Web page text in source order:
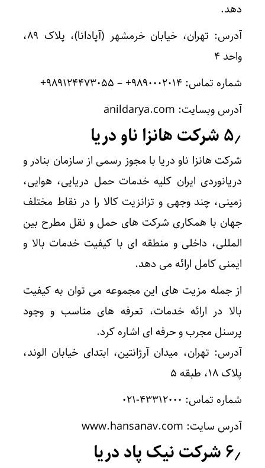
دهد.
آدرس: تهران، خیابان خرمشهر (آپادانا)، پلاک ۸۹،
واحد ۴
شماره تماس: ۹۸۹۰۰۰۲۰۱۴+ – ۹۸۹۱۲۴۴۷۳۰۵۵+
آدرس وبسایت: anildarya.com
۵٫ شرکت هانزا ناو دریا
شرکت هانزا ناو دریا با مجوز رسمی از سازمان بنادر و
دریانوردی ایران کلیه خدمات حمل دریایی، هوایی،
زمینی، چند وجهی و تزانزیت کالا را در نقاط مختلف
جهان با همکاری شرکت های حمل و نقل مطرح بین
المللی، داخلی و منطقه ای با کیفیت خدمات بالا و
ایمنی کامل ارائه می دهد.
از جمله مزیت های این مجموعه می توان به کیفیت
بالا در ارائه خدمات، تعرفه های مناسب و وجود
پرسنل مجرب و حرفه ای اشاره کرد.
آدرس: تهران، میدان آرژانتین، ابتدای خیابان الوند،
پلاک ۱۸، طبقه ۵
شماره تماس: ۴۳۳۱۲۰۰۰-۰۲۱
آدرس سایت: www.hansanav.com
۶٫ شرکت نیک پاد دریا